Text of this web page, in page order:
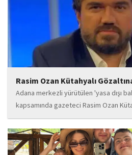
Rasim Ozan Kütahyalı
Adana merkezli yürütülen 'yasa dışı
kapsamında gazeteci Rasim Ozan
gözaltına alındı.